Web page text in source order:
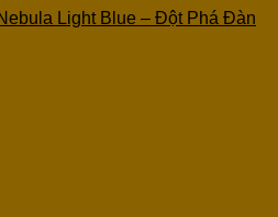
Light Blue – Đột Phá Đàn